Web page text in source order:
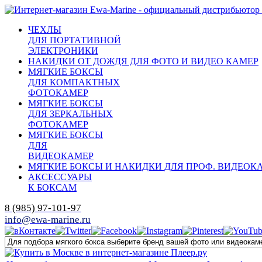
ЧЕХЛЫ
ДЛЯ ПОРТАТИВНОЙ
ЭЛЕКТРОНИКИ
НАКИДКИ ОТ ДОЖДЯ ДЛЯ ФОТО И ВИДЕО КАМЕР
МЯГКИЕ БОКСЫ
ДЛЯ КОМПАКТНЫХ
ФОТОКАМЕР
МЯГКИЕ БОКСЫ
ДЛЯ ЗЕРКАЛЬНЫХ
ФОТОКАМЕР
МЯГКИЕ БОКСЫ
ДЛЯ
ВИДЕОКАМЕР
МЯГКИЕ БОКСЫ И НАКИДКИ ДЛЯ ПРОФ.
АКСЕССУАРЫ
К БОКСАМ
8 (985) 97-101-97
info@ewa-marine.ru